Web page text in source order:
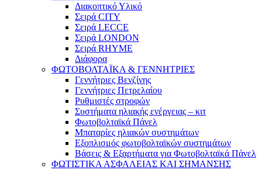
Διακοπτικό Υλικό
Σειρά CITY
Σειρά LECCE
Σειρά LONDON
Σειρά RHYME
Διάφορα
ΦΩΤΟΒΟΛΤΑΪΚΑ & ΓΕΝΝΗΤΡΙΕΣ
Γεννήτριες Βενζίνης
Γεννήτριες Πετρελαίου
Ρυθμιστές στροφών
Συστήματα ηλιακής ενέργειας – κιτ
Φωτοβολταϊκά Πάνελ
Μπαταρίες ηλιακών συστημάτων
Εξοπλισμός φωτοβολταϊκών συστημάτων
Βάσεις & Εξαρτήματα για Φωτοβολταϊκά Πάνελ
ΦΩΤΙΣΤΙΚΑ ΑΣΦΑΛΕΙΑΣ ΚΑΙ ΣΗΜΑΝΣΗΣ